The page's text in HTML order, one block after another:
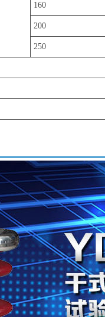
160
200
250